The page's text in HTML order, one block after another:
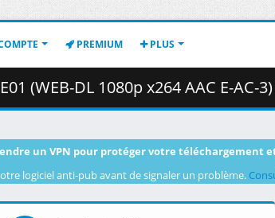
PREMIUM PLUS
1080p x264 AAC E-AC-3)
un VPN pour protéger votre téléchargement
logiciel anti-pub avant de signaler un problème.